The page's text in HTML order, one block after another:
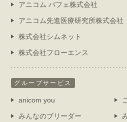
アニコム パフェ株式会社
アニコム先進医療研究所株式会社
株式会社シムネット
株式会社フローエンス
グループサービス
anicom you
みんなのブリーダー